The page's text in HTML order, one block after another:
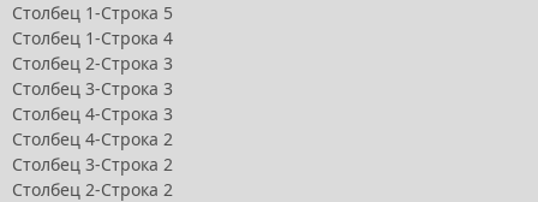
Столбец 1-Строка 5
Столбец 1-Строка 4
Столбец 2-Строка 3
Столбец 3-Строка 3
Столбец 4-Строка 3
Столбец 4-Строка 2
Столбец 3-Строка 2
Столбец 2-Строка 2